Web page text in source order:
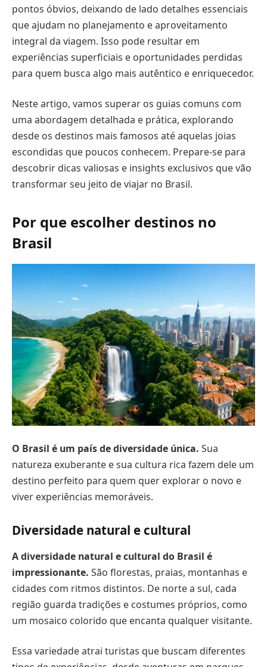
pontos óbvios, deixando de lado detalhes essenciais
que ajudam no planejamento e aproveitamento
integral da viagem. Isso pode resultar em
experiências superficiais e oportunidades perdidas
para quem busca algo mais autêntico e enriquecedor.
Neste artigo, vamos superar os guias comuns com
uma abordagem detalhada e prática, explorando
desde os destinos mais famosos até aquelas joias
escondidas que poucos conhecem. Prepare-se para
descobrir dicas valiosas e insights exclusivos que vão
transformar seu jeito de viajar no Brasil.
Por que escolher destinos no
Brasil
O Brasil é um país de diversidade única. Sua
natureza exuberante e sua cultura rica fazem dele um
destino perfeito para quem quer explorar o novo e
viver experiências memoráveis.
Diversidade natural e cultural
A diversidade natural e cultural do Brasil é
impressionante. São florestas, praias, montanhas e
cidades com ritmos distintos. De norte a sul, cada
região guarda tradições e costumes próprios, como
um mosaico colorido que encanta qualquer visitante.
Essa variedade atrai turistas que buscam diferentes